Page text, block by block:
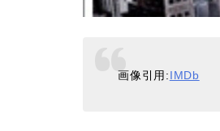
画像引用:IMDb